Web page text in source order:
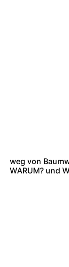
weg von
WARUM? und